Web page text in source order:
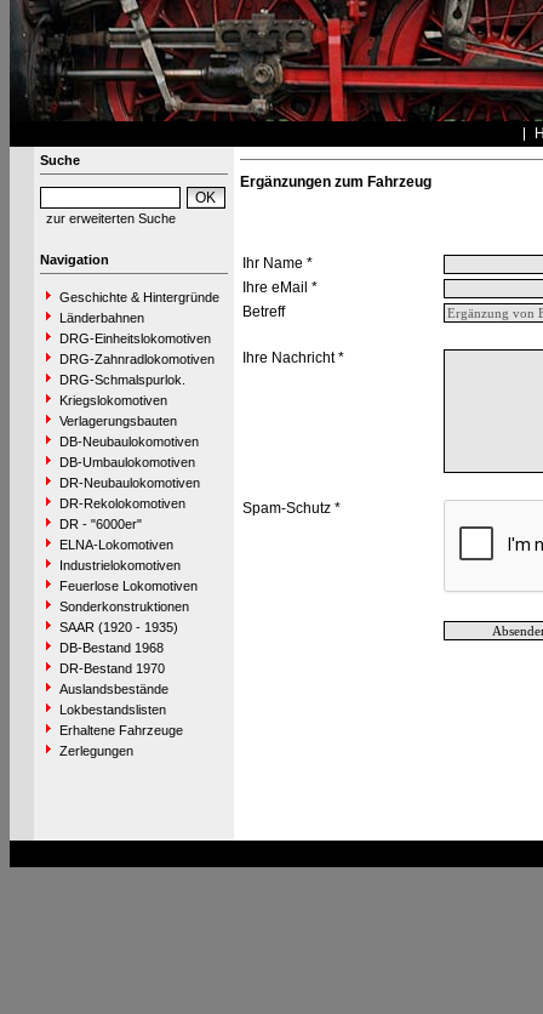
Suche
zur erweiterten Suche
Navigation
Geschichte & Hintergründe
Länderbahnen
DRG-Einheitslokomotiven
DRG-Zahnradlokomotiven
DRG-Schmalspurlok.
Kriegslokomotiven
Verlagerungsbauten
DB-Neubaulokomotiven
DB-Umbaulokomotiven
DR-Neubaulokomotiven
DR-Rekolokomotiven
DR - "6000er"
ELNA-Lokomotiven
Industrielokomotiven
Feuerlose Lokomotiven
Sonderkonstruktionen
SAAR (1920 - 1935)
DB-Bestand 1968
DR-Bestand 1970
Auslandsbestände
Lokbestandslisten
Erhaltene Fahrzeuge
Zerlegungen
Ergänzungen zum Fahrzeug
Ihr Name *
Ihre eMail *
Betreff
Ihre Nachricht *
Spam-Schutz *